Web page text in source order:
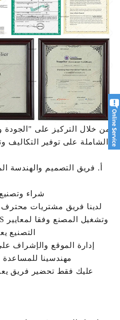
من خلال التركيز على
الشاملة على توفير
أ. فريق التصميم والهندسة
شراء
لدينا فريق مشتريات
التصنيع
إدارة الموقع والإشراف
مهندسينا
عليك فقط تحضير فريق